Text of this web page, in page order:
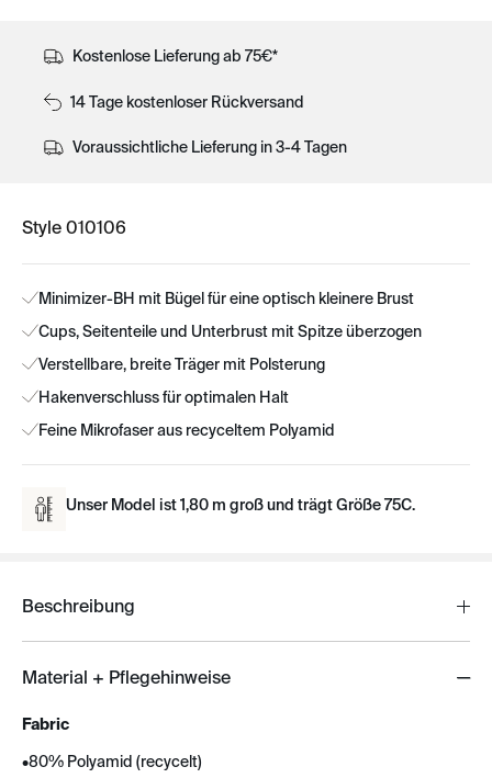
Kostenlose Lieferung ab 75€*
14 Tage kostenloser Rückversand
Voraussichtliche Lieferung in 3-4 Tagen
Style 010106
Minimizer-BH mit Bügel für eine optisch kleinere Brust
Cups, Seitenteile und Unterbrust mit Spitze überzogen
Verstellbare, breite Träger mit Polsterung
Hakenverschluss für optimalen Halt
Feine Mikrofaser aus recyceltem Polyamid
Unser Model ist 1,80 m groß und trägt Größe 75C.
Beschreibung
Material + Pflegehinweise
Fabric
•80% Polyamid (recycelt)